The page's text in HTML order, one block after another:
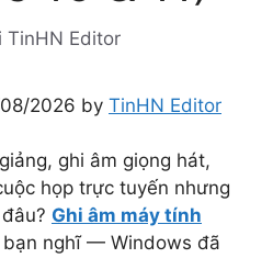
TinHN Editor
2026 by TinHN Editor
ghi âm giọng hát,
họp trực tuyến nhưng
Ghi âm máy tính
nghĩ — Windows đã